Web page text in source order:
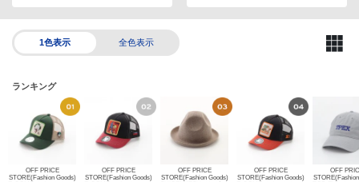
1色表示 全色表示
ランキング
OFF PRICE
STORE(Fashion Goods)
OFF PRICE
STORE(Fashion Goods)
OFF PRICE
STORE(Fashion Goods)
OFF PRICE
STORE(Fashion Goods)
OFF